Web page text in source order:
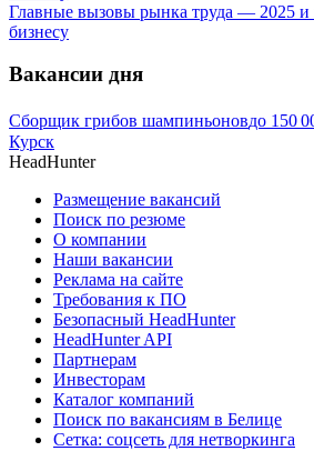
Главные вызовы рынка труда — 2025 и
бизнесу
Вакансии дня
Сборщик грибов шампиньоновдо 150
Курск
HeadHunter
Размещение вакансий
Поиск по резюме
О компании
Наши вакансии
Реклама на сайте
Требования к ПО
Безопасный HeadHunter
HeadHunter API
Партнерам
Инвесторам
Каталог компаний
Поиск по вакансиям в Белице
Сетка: соцсеть для нетворкинга